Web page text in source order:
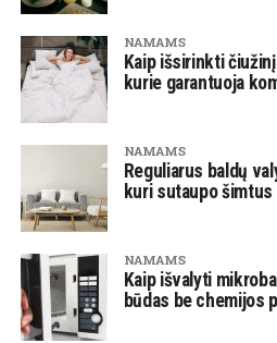
NAMAMS
Kaip išsirinkti
kurie garantuoja
NAMAMS
Reguliarus baldų
kuri sutaupo
NAMAMS
Kaip išvalyti
būdas be chemijos